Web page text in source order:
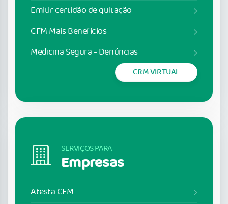
Emitir certidão de quitação
CFM Mais Benefícios
Medicina Segura - Denúncias
CRM VIRTUAL
SERVIÇOS PARA
Empresas
Atesta CFM